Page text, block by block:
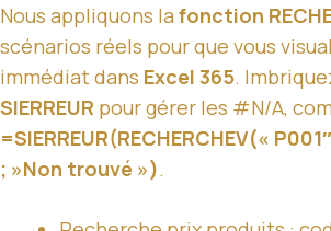
Nous appliquons la fonction
scénarios réels pour que vous
immédiat dans Excel 365.
SIERREUR pour gérer les #N/A,
=SIERREUR(RECHERCHEV(«
; »Non trouvé »).